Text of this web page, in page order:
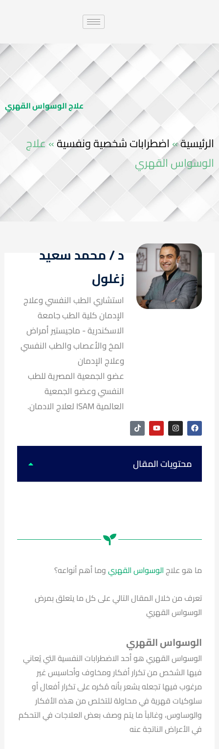
علاج الوسواس القهري
الرئيسية»اضطرابات شخصية ونفسية»علاج
الوسواس القهري
د / محمد سعيد
زغلول
استشاري الطب النفسي وعلاج
الإدمان كلية الطب جامعة
الاسكندرية - ماجيستير أمراض
المخ والأعصاب والطب النفسي
وعلاج الإدمان
عضو الجمعية المصرية للطب
النفسي وعضو الجمعية
العالمية ISAM لعلاج الادمان.
T
i
k
t
k
Y
o
u
t
b
e
I
n
s
t
g
r
m
F
a
c
e
o
oمحتويات المقال
ما هو علاجالوسواس القهريوما أهم أنواعه؟
تعرف من خلال المقال التالي على كل ما يتعلق بمرض
الوسواس القهري
الوسواس القهري
الوسواس القهري هو أحد الاضطرابات النفسية التي يُعاني
فيها الشخص من تكرار أفكار ومخاوف وأحاسيس غير
مرغوب فيها تجعله يشعر بأنه مُكره على تكرار أفعال أو
سلوكيات قهرية في محاولة للتخلص من هذه الأفكار
والوساوس، وغالباً ما يتم وصف بعض العلاجات في التحكم
في الأعراض الناتجة عنه